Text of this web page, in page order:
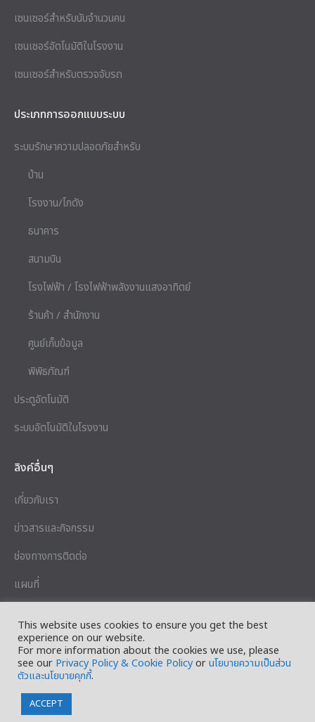
เซนเซอร์สำหรับนับจำนวนคน
เซนเซอร์อัตโนมัติในโรงงาน
เซนเซอร์สำหรับตรวจจับรถ
ประเภทการออกแบบระบบ
ระบบรักษาความปลอดภัยสำหรับ
บ้าน
โรงงาน/โกดัง
ธนาคาร
สนามบิน
โรงไฟฟ้า / โรงไฟฟ้าพลังงานแสงอาทิตย์
ร้านค้า / สำนักงาน
ศูนย์เก็บข้อมูล
พิพิธภัณฑ์
ประตูอัตโนมัติ
ระบบอัตโนมัติในโรงงาน
ลิงค์อื่นๆ
เกี่ยวกับเรา
ข่าวสารและกิจกรรม
ช่องทางการติดต่อ
แผนที่
เงื่อนไขการใช้บริการ
Copyright © 2023 OPTEX (THAILAND) CO., LTD.
This website uses cookies to ensure you get the best
experience on our website.
For more information about the cookies we use, please
see our Privacy Policy & Cookie Policyorนโยบายความเป็นส่วน
ตัวและนโยบายคุกกี้.
ACCEPT